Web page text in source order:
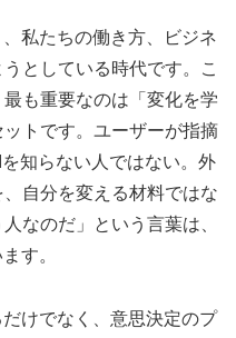
私たちの働き方、ビジネ
としている時代です。こ
も重要なのは「変化を学
トです。ユーザーが指摘
知らない人ではない。外
自分を変える材料ではな
なのだ」という言葉は、
す。
けでなく、意思決定のプ